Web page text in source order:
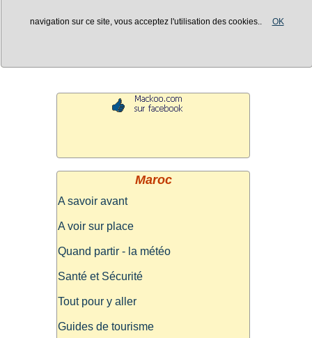
navigation sur ce site, vous acceptez l'utilisation des cookies.. OK
Maroc
A savoir avant
A voir sur place
Quand partir - la météo
Santé et Sécurité
Tout pour y aller
Guides de tourisme